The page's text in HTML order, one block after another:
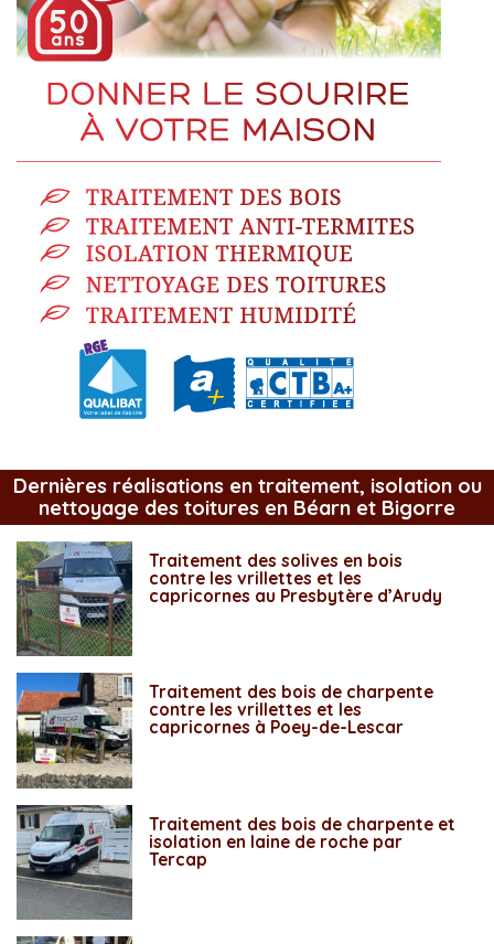
Dernières réalisations en traitement, isolation ou
nettoyage des toitures en Béarn et Bigorre
Traitement des solives en bois
contre les vrillettes et les
capricornes au Presbytère d’Arudy
Traitement des bois de charpente
contre les vrillettes et les
capricornes à Poey-de-Lescar
Traitement des bois de charpente et
isolation en laine de roche par
Tercap